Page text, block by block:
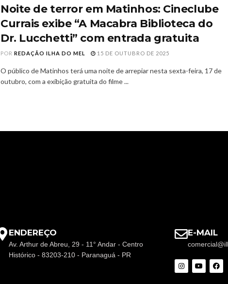
Noite de terror em Matinhos: Cineclube
Currais exibe “A Macabra Biblioteca do
Dr. Lucchetti” com entrada gratuita
POR REDAÇÃO ILHA DO MEL 15 DE OUTUBRO DE 2025
O público de Matinhos terá uma noite de arrepiar nesta sexta-feira, 17 de
outubro, com a exibição gratuita do filme ...
ENDEREÇO
Av. Arthur de Abreu, 29 - 11° Andar - Centro
Histórico - 83203-210 - Paranaguá - PR
E-MAIL